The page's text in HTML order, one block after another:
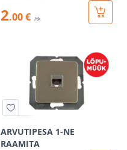
2.00 € /tk
ARVUTIPESA 1-NE
RAAMITA